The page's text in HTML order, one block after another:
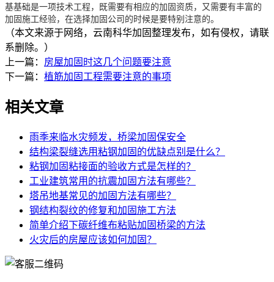
基基础是一项技术工程，既需要有相应的加固资质，又需要有丰富的
加固施工经验，在选择加固公司的时候是要特别注意的。
（本文来源于网络，云南科华加固整理发布，如有侵权，请联
系删除。）
上一篇： 房屋加固时这几个问题要注意
下一篇： 植筋加固工程需要注意的事项
相关文章
雨季来临水灾频发，桥梁加固保安全
结构梁裂缝选用粘钢加固的优缺点别是什么？
粘钢加固粘接面的验收方式是怎样的？
工业建筑常用的抗震加固方法有哪些？
塔吊地基常见的加固方法有哪些？
钢结构裂纹的修复和加固施工方法
简单介绍下碳纤维布粘贴加固桥梁的方法
火灾后的房屋应该如何加固？